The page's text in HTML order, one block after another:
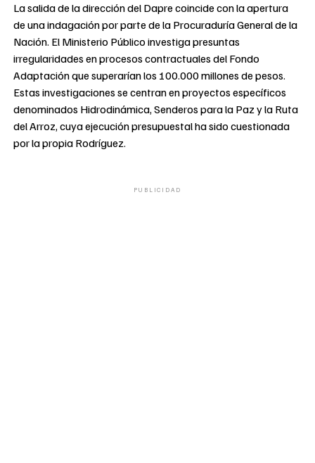
La salida de la dirección del Dapre coincide con la apertura
de una indagación por parte de la Procuraduría General de la
Nación. El Ministerio Público investiga presuntas
irregularidades en procesos contractuales del Fondo
Adaptación que superarían los 100.000 millones de pesos.
Estas investigaciones se centran en proyectos específicos
denominados Hidrodinámica, Senderos para la Paz y la Ruta
del Arroz, cuya ejecución presupuestal ha sido cuestionada
por la propia Rodríguez.
PUBLICIDAD